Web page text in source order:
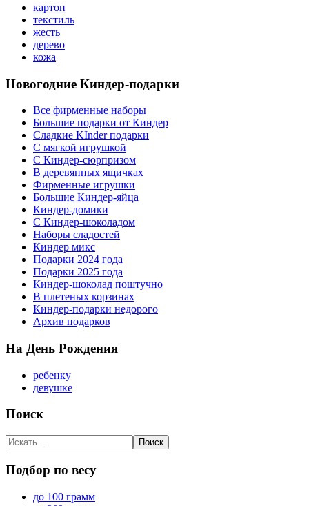
картон
текстиль
жесть
дерево
кожа
Новогодние Киндер-подарки
Все фирменные наборы
Большие подарки от Киндер
Сладкие KInder подарки
С мягкой игрушкой
С Киндер-сюрпризом
В деревянных ящичках
Фирменные игрушки
Большие Киндер-яйца
Киндер-домики
С Киндер-шоколадом
Наборы сладостей
Киндер микс
Подарки 2024 года
Подарки 2025 года
Киндер-шоколад поштучно
В плетеных корзинах
Киндер-подарки недорого
Архив подарков
На День Рождения
ребенку
девушке
Поиск
Подбор по весу
до 100 грамм